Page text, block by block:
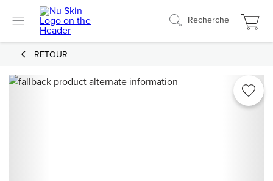
Recherche
RETOUR